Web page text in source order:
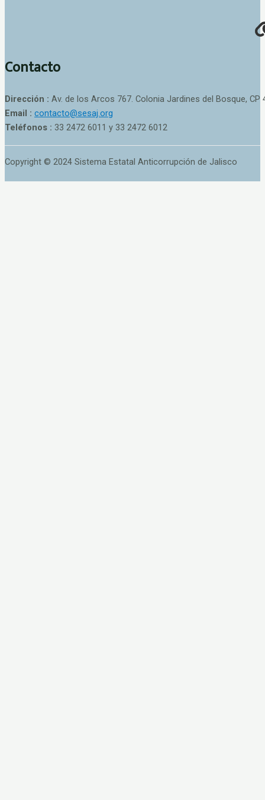
Contacto
Dirección : Av. de los Arcos 767. Colonia Jardines del Bosque, CP
Email : contacto@sesaj.org
Teléfonos : 33 2472 6011 y 33 2472 6012
Copyright © 2024 Sistema Estatal Anticorrupción de Jalisco